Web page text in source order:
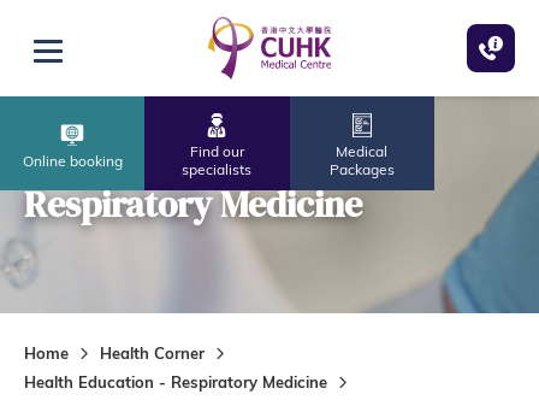
Open menu
Online booking
Find our
specialists
Medical
Packages
Respiratory Medicine
Home
Health Corner
Health Education - Respiratory Medicine